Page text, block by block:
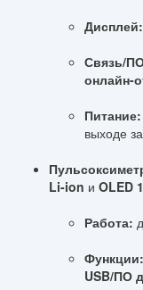
Дисплей:
Связь/
онлайн-
Питание:
выходе
Li-ion и OLED
Работа:
Функции:
USB/ПО